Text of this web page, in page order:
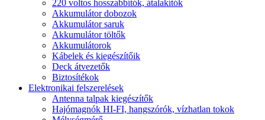
220 voltos hosszabbítók, átalakítók
Akkumulátor dobozok
Akkumulátor saruk
Akkumulátor töltők
Akkumulátorok
Kábelek és kiegészítőik
Deck átvezetők
Biztosítékok
Elektronikai felszerelések
Antenna talpak kiegészítők
Hajómagnók HI-FI, hangszórók, vízhatlan tokok